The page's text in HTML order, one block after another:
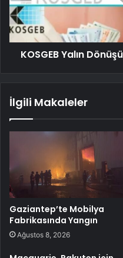
KOSGEB Yalın
İlgili Makaleler
Gaziantep’te Mobilya
Fabrikasında Yangın
Ağustos 8, 2026